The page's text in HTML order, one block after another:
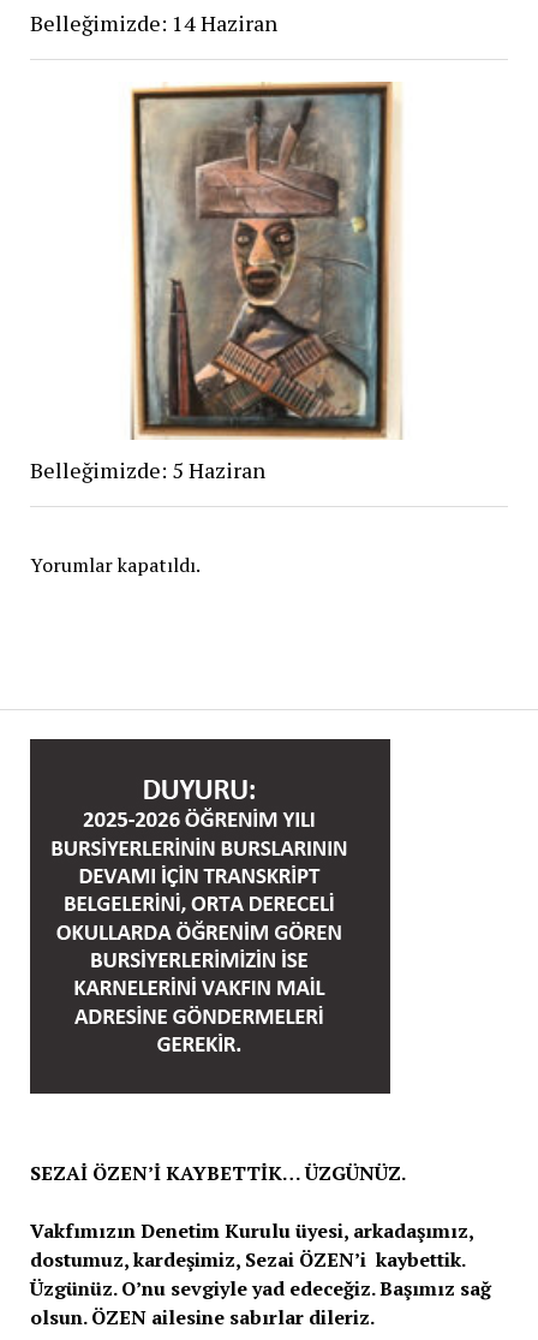
Belleğimizde: 14 Haziran
Belleğimizde: 5 Haziran
Yorumlar kapatıldı.
SEZAİ ÖZEN’İ KAYBETTİK… ÜZGÜNÜZ.
Vakfımızın Denetim Kurulu üyesi, arkadaşımız,
dostumuz, kardeşimiz, Sezai ÖZEN’i kaybettik.
Üzgünüz. O’nu sevgiyle yad edeceğiz. Başımız sağ
olsun. ÖZEN ailesine sabırlar dileriz.